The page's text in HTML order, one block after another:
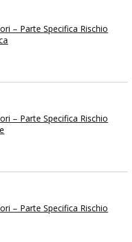
– Parte Specifica Rischio
– Parte Specifica Rischio
– Parte Specifica Rischio